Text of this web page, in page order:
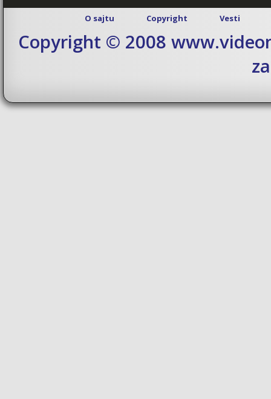
O sajtu Copyright Vesti
Copyright © 2008